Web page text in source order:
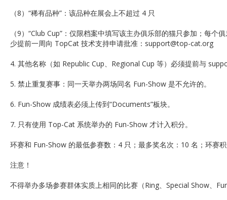
（8）“稀有品种”：该品种在展会上不超过 4 只
（9）“Club Cup”：仅限档案中填写该主办俱乐部的猫只参加；每
少提前一周向 TopCat 技术支持申请批准：support@top-cat.org
4. 其他名称（如 Republic Cup、Regional Cup 等）必须提前与
5. 禁止重复赛事：同一天举办两场同名 Fun-Show 是不允许的。
6. Fun-Show 成绩表必须上传到“Documents”板块。
7. 只有使用 Top-Cat 系统举办的 Fun-Show 才计入积分。
环赛和 Fun-Show 的最低参赛数：4 只；最多奖名次：10 名；环赛
注意！
不得举办多场参赛群体实质上相同的比赛（Ring、Special Show、